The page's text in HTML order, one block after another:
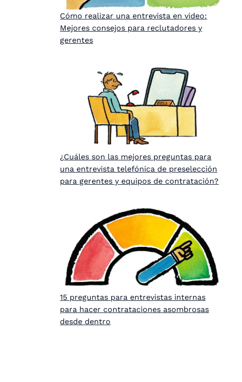
Cómo realizar una entrevista en video:
Mejores consejos para reclutadores y
gerentes
¿Cuáles son las mejores preguntas para
una entrevista telefónica de preselección
para gerentes y equipos de contratación?
15 preguntas para entrevistas internas
para hacer contrataciones asombrosas
desde dentro